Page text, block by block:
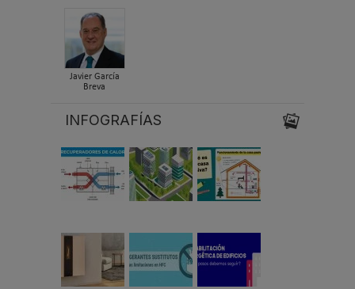
Javier García
Breva
INFOGRAFÍAS